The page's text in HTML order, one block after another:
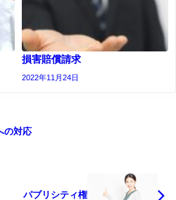
損害賠償請求
2022年11月24日
の対応
パブリシティ権